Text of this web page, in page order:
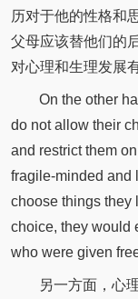
历对于他的性格和
父母应该替他们的
对心理和生理发展
On the other
do not allow their
and restrict them
fragile-minded and
choose things they
choice, they would
who were given
另一方面，心